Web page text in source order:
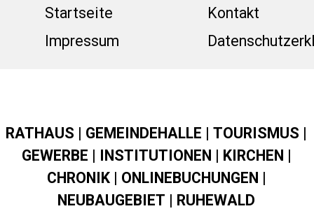
Direkt zum Seiteninhalt
Startseite
Kontakt
Impressum
RATHAUS | GEMEINDEHALLE |TOURISMUS |
GEWERBE | INSTITUTIONEN | KIRCHEN |
CHRONIK| ONLINEBUCHUNGEN |
NEUBAUGEBIET | RUHEWALD